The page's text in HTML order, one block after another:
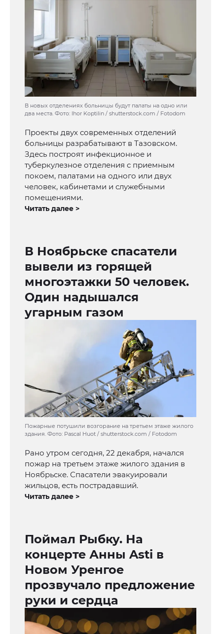
В новых отделениях больницы будут палаты на одно или
два места. Фото: Ihor Koptilin / shutterstock.com / Fotodom
Проекты двух современных отделений
больницы разрабатывают в Тазовском.
Здесь построят инфекционное и
туберкулезное отделения с приемным
покоем, палатами на одного или двух
человек, кабинетами и служебными
помещениями.
Читать далее >
В Ноябрьске спасатели
вывели из горящей
многоэтажки 50 человек.
Один надышался
угарным газом
Пожарные потушили возгорание на третьем этаже жилого
здания. Фото: Pascal Huot / shutterstock.com / Fotodom
Рано утром сегодня, 22 декабря, начался
пожар на третьем этаже жилого здания в
Ноябрьске. Спасатели эвакуировали
жильцов, есть пострадавший.
Читать далее >
Поймал Рыбку. На
концерте Анны Asti в
Новом Уренгое
прозвучало предложение
руки и сердца